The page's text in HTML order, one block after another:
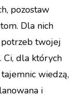
pozostaw
Dla nich
twojej
dla których
wiedzą,
i